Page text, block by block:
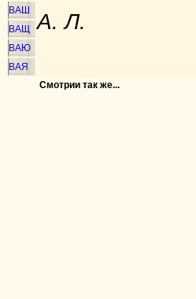
ВАШ
ВАЩ
ВАЮ
ВАЯ
А. Л.
Смотрии так же...